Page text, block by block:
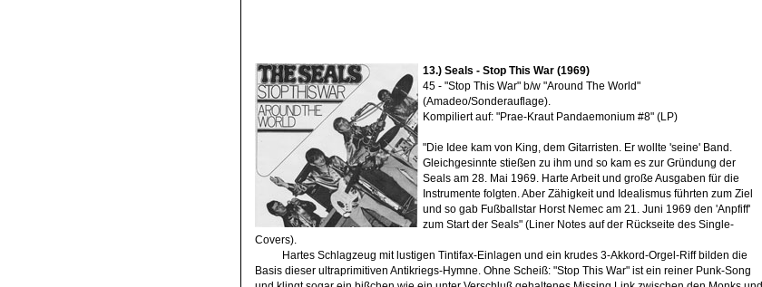
13.) Seals - Stop This War (1969)
45 - "Stop This War" b/w "Around The World"
(Amadeo/Sonderauflage).
Kompiliert auf: "Prae-Kraut Pandaemonium #8" (LP)
"Die Idee kam von King, dem Gitarristen. Er wollte 'seine' Band.
Gleichgesinnte stießen zu ihm und so kam es zur Gründung der
Seals am 28. Mai 1969. Harte Arbeit und große Ausgaben für die
Instrumente folgten. Aber Zähigkeit und Idealismus führten zum Ziel
und so gab Fußballstar Horst Nemec am 21. Juni 1969 den 'Anpfiff'
zum Start der Seals" (Liner Notes auf der Rückseite des Single-
Covers).
Hartes Schlagzeug mit lustigen Tintifax-Einlagen und ein krudes 3-Akkord-Orgel-Riff bilden die
Basis dieser ultraprimitiven Antikriegs-Hymne. Ohne Scheiß: "Stop This War" ist ein reiner Punk-Song